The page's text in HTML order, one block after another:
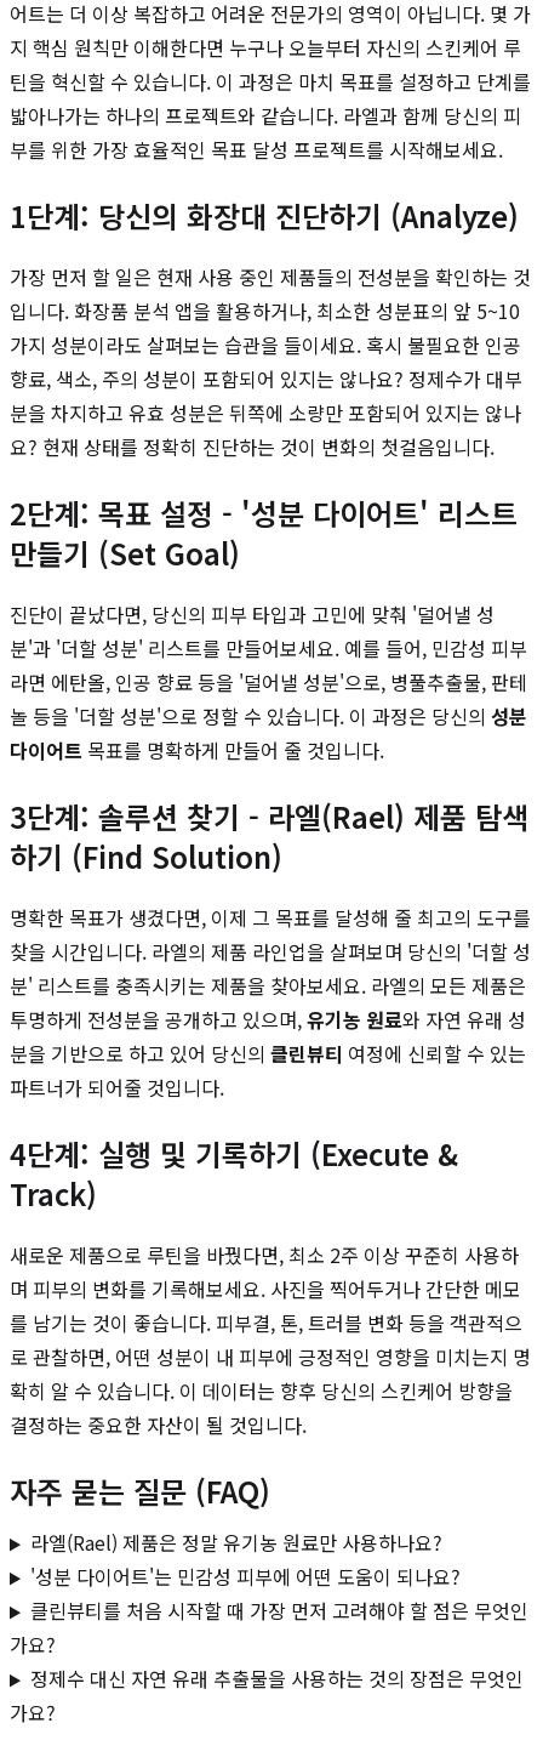
어트는 더 이상 복잡하고 어려운 전문가의 영역이 아닙니다. 몇 가
지 핵심 원칙만 이해한다면 누구나 오늘부터 자신의 스킨케어 루
틴을 혁신할 수 있습니다. 이 과정은 마치 목표를 설정하고 단계를
밟아나가는 하나의 프로젝트와 같습니다. 라엘과 함께 당신의 피
부를 위한 가장 효율적인 목표 달성 프로젝트를 시작해보세요.
1단계: 당신의 화장대 진단하기 (Analyze)
가장 먼저 할 일은 현재 사용 중인 제품들의 전성분을 확인하는 것
입니다. 화장품 분석 앱을 활용하거나, 최소한 성분표의 앞 5~10
가지 성분이라도 살펴보는 습관을 들이세요. 혹시 불필요한 인공
향료, 색소, 주의 성분이 포함되어 있지는 않나요? 정제수가 대부
분을 차지하고 유효 성분은 뒤쪽에 소량만 포함되어 있지는 않나
요? 현재 상태를 정확히 진단하는 것이 변화의 첫걸음입니다.
2단계: 목표 설정 - '성분 다이어트' 리스트
만들기 (Set Goal)
진단이 끝났다면, 당신의 피부 타입과 고민에 맞춰 '덜어낼 성
분'과 '더할 성분' 리스트를 만들어보세요. 예를 들어, 민감성 피부
라면 에탄올, 인공 향료 등을 '덜어낼 성분'으로, 병풀추출물, 판테
놀 등을 '더할 성분'으로 정할 수 있습니다. 이 과정은 당신의 성분
다이어트 목표를 명확하게 만들어 줄 것입니다.
3단계: 솔루션 찾기 - 라엘(Rael) 제품 탐색
하기 (Find Solution)
명확한 목표가 생겼다면, 이제 그 목표를 달성해 줄 최고의 도구를
찾을 시간입니다. 라엘의 제품 라인업을 살펴보며 당신의 '더할 성
분' 리스트를 충족시키는 제품을 찾아보세요. 라엘의 모든 제품은
투명하게 전성분을 공개하고 있으며,유기농 원료와 자연 유래 성
분을 기반으로 하고 있어 당신의 클린뷰티 여정에 신뢰할 수 있는
파트너가 되어줄 것입니다.
4단계: 실행 및 기록하기 (Execute &
Track)
새로운 제품으로 루틴을 바꿨다면, 최소 2주 이상 꾸준히 사용하
며 피부의 변화를 기록해보세요. 사진을 찍어두거나 간단한 메모
를 남기는 것이 좋습니다. 피부결, 톤, 트러블 변화 등을 객관적으
로 관찰하면, 어떤 성분이 내 피부에 긍정적인 영향을 미치는지 명
확히 알 수 있습니다. 이 데이터는 향후 당신의 스킨케어 방향을
결정하는 중요한 자산이 될 것입니다.
자주 묻는 질문 (FAQ)
라엘(Rael) 제품은 정말 유기농 원료만 사용하나요?
'성분 다이어트'는 민감성 피부에 어떤 도움이 되나요?
클린뷰티를 처음 시작할 때 가장 먼저 고려해야 할 점은 무엇인
가요?
정제수 대신 자연 유래 추출물을 사용하는 것의 장점은 무엇인
가요?